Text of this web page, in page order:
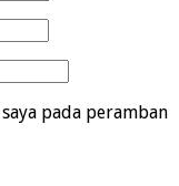
pada peramban